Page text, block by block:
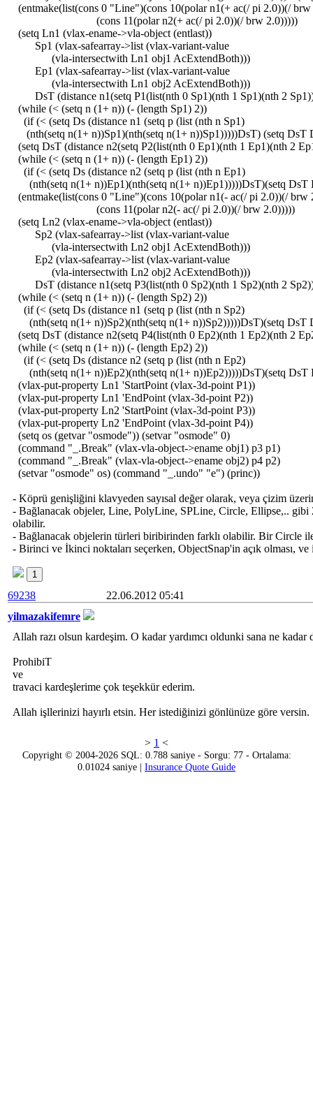
(entmake(list(cons 0 "Line")(cons 10(polar n1(+ ac(/ pi 2.0))(/
(cons 11(polar n2(+ ac(/ pi 2.0))(/ brw 2.0)))))
(setq Ln1 (vlax-ename->vla-object (entlast))
Sp1 (vlax-safearray->list (vlax-variant-value
(vla-intersectwith Ln1 obj1 AcExtendBoth)))
Ep1 (vlax-safearray->list (vlax-variant-value
(vla-intersectwith Ln1 obj2 AcExtendBoth)))
DsT (distance n1(setq P1(list(nth 0 Sp1)(nth 1 Sp1)(nth 2
(while (< (setq n (1+ n)) (- (length Sp1) 2))
(if (< (setq Ds (distance n1 (setq p (list (nth n Sp1)
(nth(setq n(1+ n))Sp1)(nth(setq n(1+ n))Sp1)))))DsT) (setq DsT
(setq DsT (distance n2(setq P2(list(nth 0 Ep1)(nth 1 Ep1)(nth 2
(while (< (setq n (1+ n)) (- (length Ep1) 2))
(if (< (setq Ds (distance n2 (setq p (list (nth n Ep1)
(nth(setq n(1+ n))Ep1)(nth(setq n(1+ n))Ep1)))))DsT)(setq DsT
(entmake(list(cons 0 "Line")(cons 10(polar n1(- ac(/ pi 2.0))(/ brw
(cons 11(polar n2(- ac(/ pi 2.0))(/ brw 2.0)))))
(setq Ln2 (vlax-ename->vla-object (entlast))
Sp2 (vlax-safearray->list (vlax-variant-value
(vla-intersectwith Ln2 obj1 AcExtendBoth)))
Ep2 (vlax-safearray->list (vlax-variant-value
(vla-intersectwith Ln2 obj2 AcExtendBoth)))
DsT (distance n1(setq P3(list(nth 0 Sp2)(nth 1 Sp2)(nth 2
(while (< (setq n (1+ n)) (- (length Sp2) 2))
(if (< (setq Ds (distance n1 (setq p (list (nth n Sp2)
(nth(setq n(1+ n))Sp2)(nth(setq n(1+ n))Sp2)))))DsT)(setq DsT
(setq DsT (distance n2(setq P4(list(nth 0 Ep2)(nth 1 Ep2)(nth 2
(while (< (setq n (1+ n)) (- (length Ep2) 2))
(if (< (setq Ds (distance n2 (setq p (list (nth n Ep2)
(nth(setq n(1+ n))Ep2)(nth(setq n(1+ n))Ep2)))))DsT)(setq DsT
(vlax-put-property Ln1 'StartPoint (vlax-3d-point P1))
(vlax-put-property Ln1 'EndPoint (vlax-3d-point P2))
(vlax-put-property Ln2 'StartPoint (vlax-3d-point P3))
(vlax-put-property Ln2 'EndPoint (vlax-3d-point P4))
(setq os (getvar "osmode")) (setvar "osmode" 0)
(command "_.Break" (vlax-vla-object->ename obj1) p3 p1)
(command "_.Break" (vlax-vla-object->ename obj2) p4 p2)
(setvar "osmode" os) (command "_.undo" "e") (princ))
- Köprü genişliğini klavyeden sayısal değer olarak, veya çizim
- Bağlanacak objeler, Line, PolyLine, SPLine, Circle, Ellipse,..
olabilir.
- Bağlanacak objelerin türleri biribirinden farklı olabilir. Bir Circle
- Birinci ve İkinci noktaları seçerken, ObjectSnap'in açık olması,
1
69238
22.06.2012 05:41
yilmazakifemre
Allah razı olsun kardeşim. O kadar yardımcı oldunki sana ne kadar
ProhibiT
ve
travaci kardeşlerime çok teşekkür ederim.
Allah işllerinizi hayırlı etsin. Her istediğinizi gönlünüze göre versin.
> 1 <
Copyright © 2004-2026 SQL: 0.788 saniye - Sorgu: 77 - Ortalama:
0.01024 saniye | Insurance Quote Guide